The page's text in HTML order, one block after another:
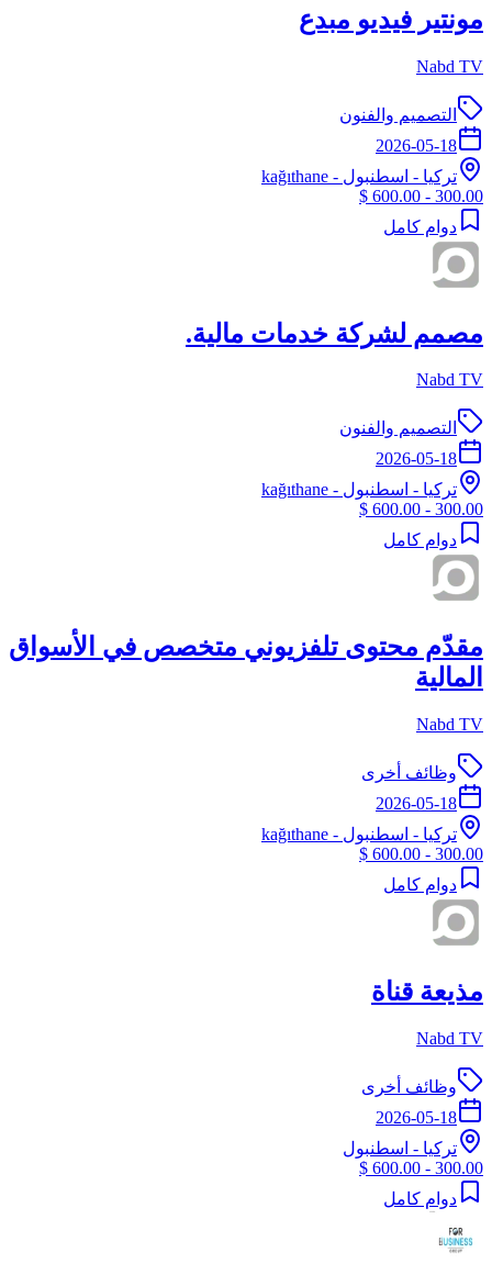
مونتير فيديو مبدع
Nabd TV
التصميم والفنون
2026-05-18
تركيا - اسطنبول - kağıthane
300.00 - 600.00 $
دوام كامل
مصمم لشركة خدمات مالية.
Nabd TV
التصميم والفنون
2026-05-18
تركيا - اسطنبول - kağıthane
300.00 - 600.00 $
دوام كامل
مقدّم محتوى تلفزيوني متخصص في الأسواق
المالية
Nabd TV
وظائف أخرى
2026-05-18
تركيا - اسطنبول - kağıthane
300.00 - 600.00 $
دوام كامل
مذيعة قناة
Nabd TV
وظائف أخرى
2026-05-18
تركيا - اسطنبول
300.00 - 600.00 $
دوام كامل